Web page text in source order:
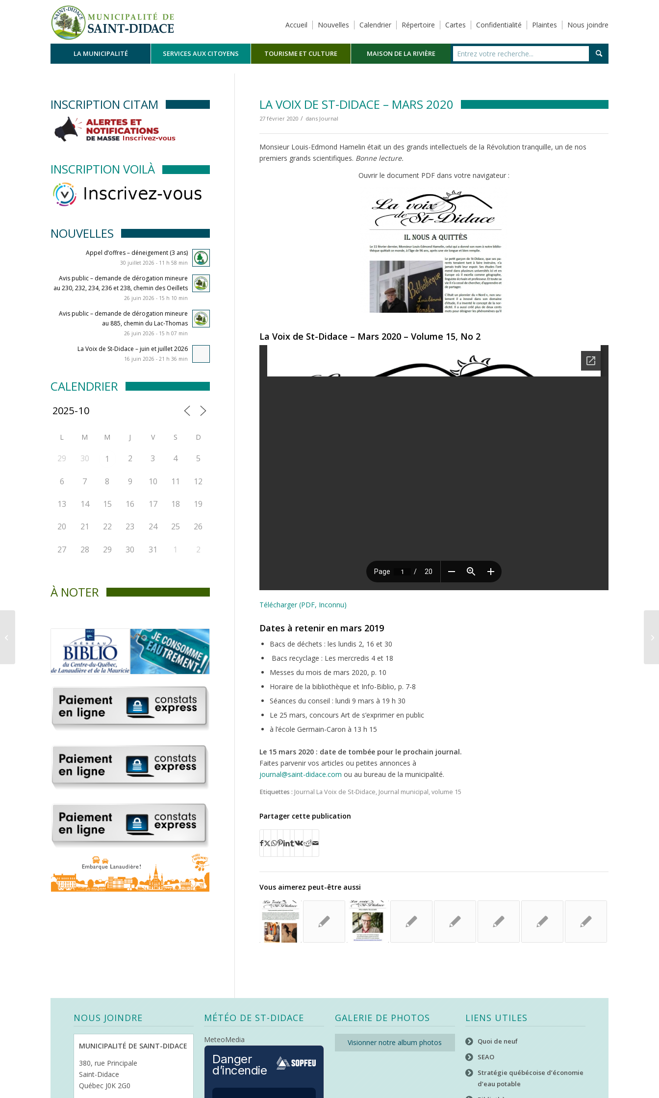
Accueil Nouvelles Calendrier Répertoire Cartes Confidentialité Plaintes Nous joindre
LA MUNICIPALITÉ SERVICES AUX CITOYENS TOURISME ET CULTURE MAISON DE LA RIVIÈRE
LA VOIX DE ST-DIDACE – MARS 2020
27 février 2020 / dans Journal
Monsieur Louis-Edmond Hamelin était un des grands intellectuels de la Révolution tranquille, un de nos
premiers grands scientifiques. Bonne lecture.
Ouvrir le document PDF dans votre navigateur :
La Voix de St-Didace – Mars 2020 – Volume 15, No 2
Télécharger (PDF, Inconnu)
Dates à retenir en mars 2019
Bacs de déchets : les lundis 2, 16 et 30
Bacs recyclage : Les mercredis 4 et 18
Messes du mois de mars 2020, p. 10
Horaire de la bibliothèque et Info-Biblio, p. 7-8
Séances du conseil : lundi 9 mars à 19 h 30
Le 25 mars, concours Art de s’exprimer en public
à l’école Germain-Caron à 13 h 15
Le 15 mars 2020 : date de tombée pour le prochain journal.
Faites parvenir vos articles ou petites annonces à
journal@saint-didace.com ou au bureau de la municipalité.
Etiquettes : Journal La Voix de St-Didace, Journal municipal,volume 15
Partager cette publication
Vous aimerez peut-être aussi
INSCRIPTION CITAM
INSCRIPTION VOILÀ
NOUVELLES
Appel d’offres – déneigement (3 ans)
30 juillet 2026 - 11 h 58 min
Avis public – demande de dérogation mineure
au 230, 232, 234, 236 et 238, chemin des Oeillets
26 juin 2026 - 15 h 10 min
Avis public – demande de dérogation mineure
au 885, chemin du Lac-Thomas
26 juin 2026 - 15 h 07 min
La Voix de St-Didace – juin et juillet 2026
16 juin 2026 - 21 h 36 min
CALENDRIER
L M M J V S D
29 30 1 2 3 4 5
6 7 8 9 10 11 12
13 14 15 16 17 18 19
20 21 22 23 24 25 26
27 28 29 30 31 1 2
À NOTER
NOUS JOINDRE
MUNICIPALITÉ DE SAINT-DIDACE
380, rue Principale
Saint-Didace
Québec J0K 2G0
MÉTÉO DE ST-DIDACE
MeteoMedia
Danger
d’incendie
GALERIE DE PHOTOS
Visionner notre album photos
LIENS UTILES
Quoi de neuf
SEAO
Stratégie québécoise d’économie
d’eau potable
Offre d’emploi Camp